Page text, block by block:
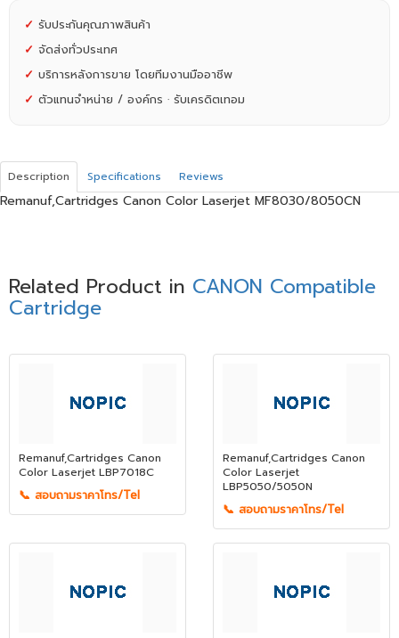
✓ รับประกันคุณภาพสินค้า
✓ จัดส่งทั่วประเทศ
✓ บริการหลังการขาย โดยทีมงานมืออาชีพ
✓ ตัวแทนจำหน่าย / องค์กร · รับเครดิตเทอม
Description Specifications Reviews
Remanuf,Cartridges Canon Color Laserjet MF8030/8050CN
Related Product in CANON Compatible
Cartridge
Remanuf,Cartridges Canon
Color Laserjet LBP7018C
📞 สอบถามราคาโทร/Tel
Remanuf,Cartridges Canon
Color Laserjet
LBP5050/5050N
📞 สอบถามราคาโทร/Tel